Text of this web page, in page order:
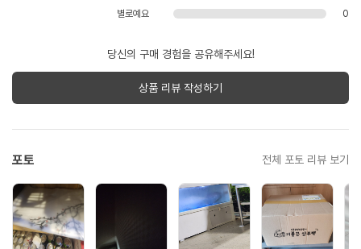
별로예요
0
당신의 구매 경험을 공유해주세요!
상품 리뷰 작성하기
포토 전체 포토 리뷰 보기